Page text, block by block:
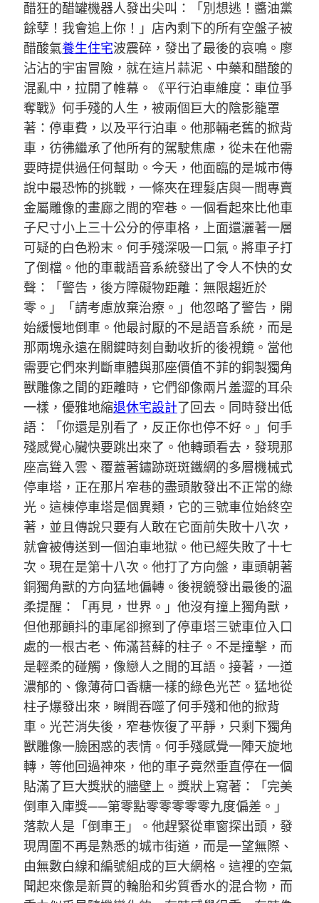
醋狂的醋罐機器人發出尖叫：「別想逃！醬油黨
餘孽！我會追上你！」店內剩下的所有空盤子被
醋酸氣養生住宅波震碎，發出了最後的哀鳴。廖
沾沾的宇宙冒險，就在這片蒜泥、中藥和醋酸的
混亂中，拉開了帷幕。《平行泊車維度：車位爭
奪戰》何手殘的人生，被兩個巨大的陰影籠罩
著：停車費，以及平行泊車。他那輛老舊的掀背
車，彷彿繼承了他所有的駕駛焦慮，從未在他需
要時提供過任何幫助。今天，他面臨的是城市傳
說中最恐怖的挑戰，一條夾在理髮店與一間專賣
金屬雕像的畫廊之間的窄巷。一個看起來比他車
子尺寸小上三十公分的停車格，上面還灑著一層
可疑的白色粉末。何手殘深吸一口氣。將車子打
了倒檔。他的車載語音系統發出了令人不快的女
聲：「警告，後方障礙物距離：無限趨近於
零。」「請考慮放棄治療。」他忽略了警告，開
始緩慢地倒車。他最討厭的不是語音系統，而是
那兩塊永遠在關鍵時刻自動收折的後視鏡。當他
需要它們來判斷車體與那座價值不菲的銅製獨角
獸雕像之間的距離時，它們卻像兩片羞澀的耳朵
一樣，優雅地縮退休宅設計了回去。同時發出低
語：「你還是別看了，反正你也停不好。」何手
殘感覺心臟快要跳出來了。他轉頭看去，發現那
座高聳入雲、覆蓋著鏽跡斑斑鐵網的多層機械式
停車塔，正在那片窄巷的盡頭散發出不正常的綠
光。這棟停車塔是個異類，它的三號車位始終空
著，並且傳說只要有人敢在它面前失敗十八次，
就會被傳送到一個泊車地獄。他已經失敗了十七
次。現在是第十八次。他打了方向盤，車頭朝著
銅獨角獸的方向猛地偏轉。後視鏡發出最後的溫
柔提醒：「再見，世界。」他沒有撞上獨角獸，
但他那顫抖的車尾卻擦到了停車塔三號車位入口
處的一根古老、佈滿苔蘚的柱子。不是撞擊，而
是輕柔的碰觸，像戀人之間的耳語。接著，一道
濃郁的、像薄荷口香糖一樣的綠色光芒。猛地從
柱子爆發出來，瞬間吞噬了何手殘和他的掀背
車。光芒消失後，窄巷恢復了平靜，只剩下獨角
獸雕像一臉困惑的表情。何手殘感覺一陣天旋地
轉，等他回過神來，他的車子竟然垂直停在一個
貼滿了巨大獎狀的牆壁上。獎狀上寫著：「完美
倒車入庫獎——第零點零零零零零九度偏差。」
落款人是「倒車王」。他趕緊從車窗探出頭，發
現周圍不再是熟悉的城市街道，而是一望無際、
由無數白線和編號組成的巨大網格。這裡的空氣
聞起來像是新買的輪胎和劣質香水的混合物，而